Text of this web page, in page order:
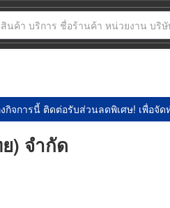
กิจการนี้ ติดต่อรับส่วนลดพิเศษ! เพื่อจัด
) จำกัด